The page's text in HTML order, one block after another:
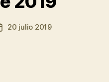
20 julio 2019